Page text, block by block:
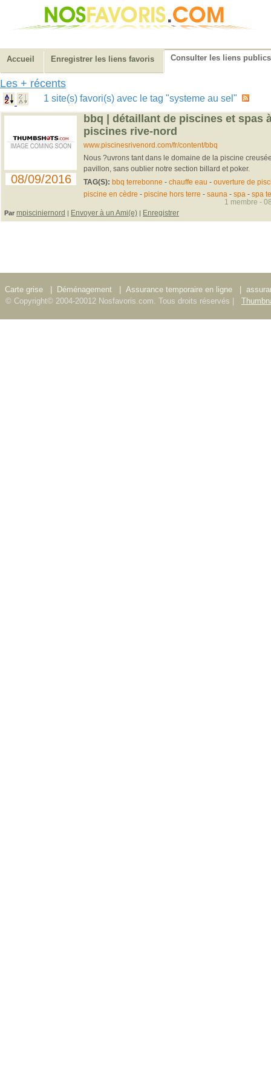
Accueil Enregistrer les liens favoris Consulter les liens publics
Les + récents
1 site(s) favori(s) avec le tag "systeme au sel"
08/09/2016
bbq | détaillant de piscines et spas
piscines rive-nord
www.piscinesrivenord.com/fr/content/bbq
Nous ?uvrons tant dans le domaine de la piscine
pavillon, sans oublier notre section billard et poker.
TAG(S): bbq terrebonne - chauffe eau - ouverture de
piscine en cèdre - piscine hors terre - sauna - spa - spa
Par mpisciniernord | Envoyer à un Ami(e) | Enregistrer
1 membre -
Carte grise Déménagement Assurance temporaire en ligne
© Copyright© 2004-20012 Nosfavoris.com. Tous droits réservés |